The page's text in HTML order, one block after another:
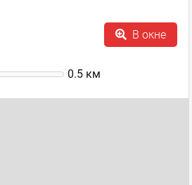
страв!
В окне
0.5 км